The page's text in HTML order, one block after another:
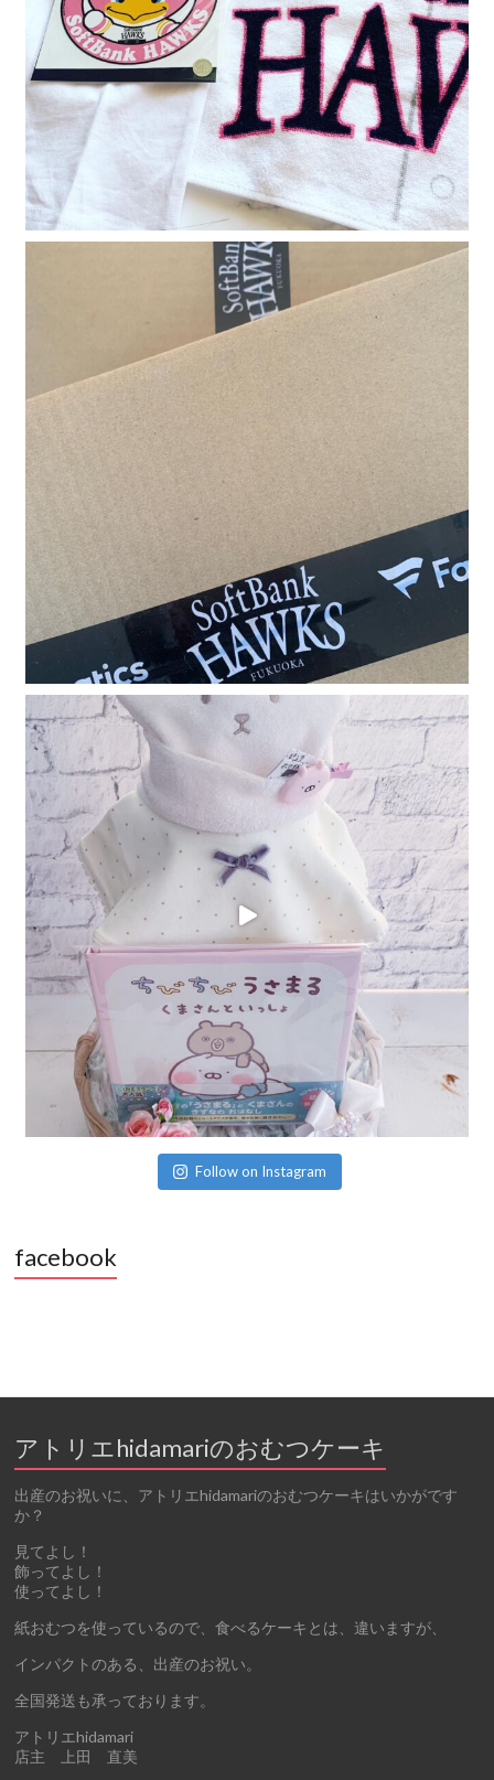
Follow on Instagram
facebook
アトリエhidamariのおむつケーキ
出産のお祝いに、アトリエhidamariのおむつケーキはいかがです
か？
見てよし！
飾ってよし！
使ってよし！
紙おむつを使っているので、食べるケーキとは、違いますが、
インパクトのある、出産のお祝い。
全国発送も承っております。
アトリエhidamari
店主 上田 直美